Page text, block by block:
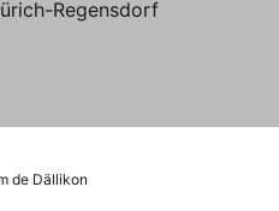
de Dällikon